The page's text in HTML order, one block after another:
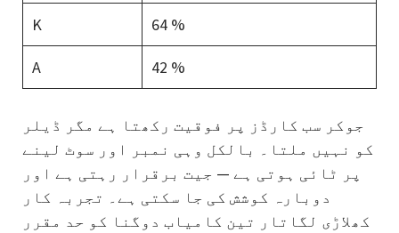
K 64 %
A 42 %
جوکر سب کارڈز پر فوقیت رکھتا ہے مگر ڈیلر
کو نہیں ملتا۔ بالکل وہی نمبر اور سوٹ لینے
پر ٹائی ہوتی ہے — جیت برقرار رہتی ہے اور
دوبارہ کوشش کی جا سکتی ہے۔ تجربہ کار
کھلاڑی لگاتار تین کامیاب دوگنا کو حد مقرر